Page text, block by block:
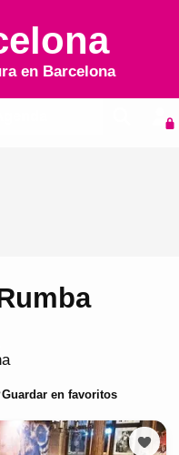
en Barcelona
Guardar en favoritos